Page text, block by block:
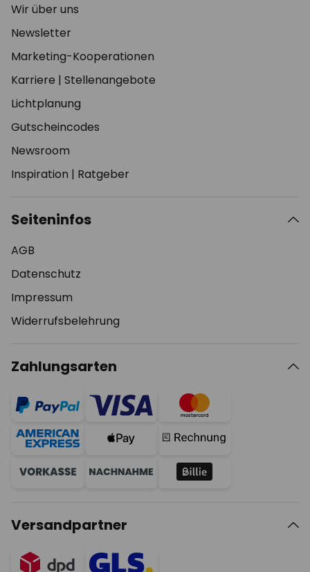
Wir über uns
Newsletter
Marketing-Kooperationen
Karriere | Stellenangebote
Lichtplanung
Gutscheincodes
Newsroom
Inspiration | Ratgeber
Seiteninfos
AGB
Datenschutz
Impressum
Widerrufsbelehrung
Zahlungsarten
Versandpartner